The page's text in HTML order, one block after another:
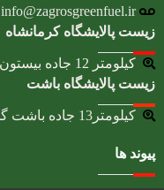
info@zagrosgreenfuel.ir​
زیست پالایشگاه کرمانشاه
کیلومتر 12 جاده بیستون، شهرک صنعتی بیستون، انتهای بلوار رازی، بلوار خوارزمی
زیست پالایشگاه باشت
کیلومتر13 جاده باشت گچساران، شهرک صنعتی خان احمد
پیوند ها